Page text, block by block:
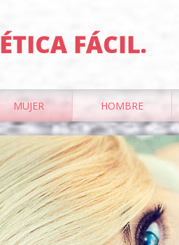
FÁCIL.
MUJER HOMBRE